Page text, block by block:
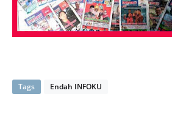
Tags Endah INFOKU